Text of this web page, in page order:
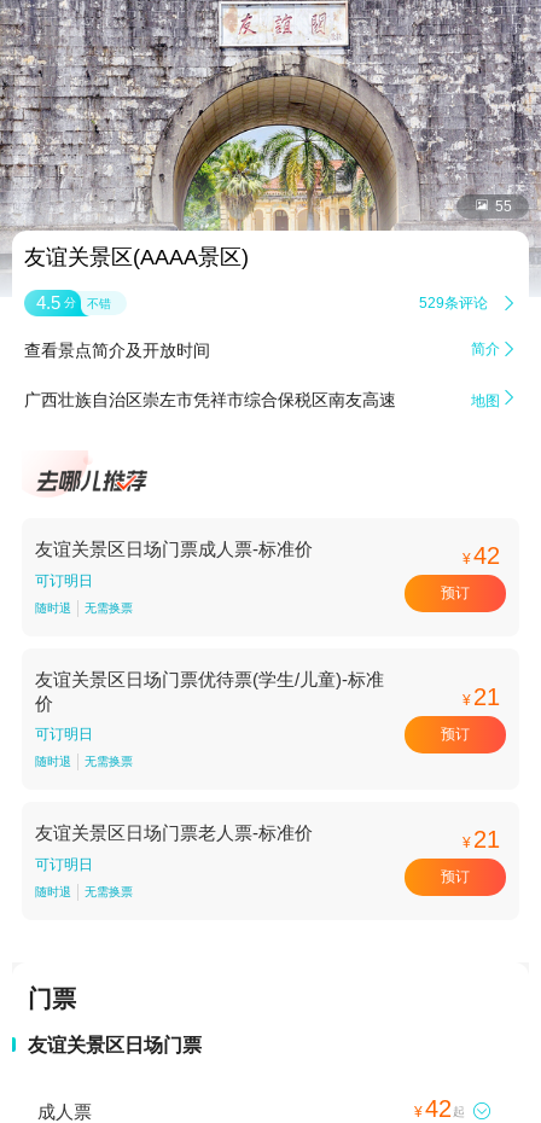
 55
友谊关景区(AAAA景区)
4.5 分 不错 529条评论 
查看景点简介及开放时间 简介 
广西壮族自治区崇左市凭祥市综合保税区南友高速 地图 
友谊关景区日场门票成人票-标准价
可订明日
随时退 无需换票
¥42
预订
友谊关景区日场门票优待票(学生/儿童)-标准
价
可订明日
随时退 无需换票
¥ 21
预订
友谊关景区日场门票老人票-标准价
可订明日
随时退 无需换票
¥ 21
预订
门票
友谊关景区日场门票
成人票 ¥42 起 
